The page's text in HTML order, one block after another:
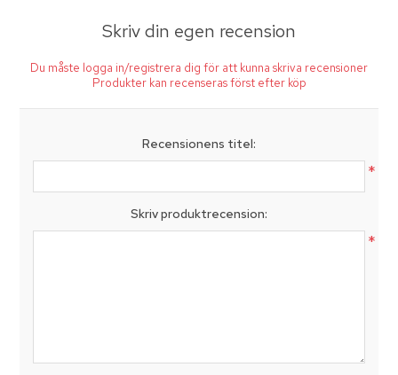
Skriv din egen recension
Du måste logga in/registrera dig för att kunna skriva recensioner
Produkter kan recenseras först efter köp
Recensionens titel:
*
Skriv produktrecension:
*